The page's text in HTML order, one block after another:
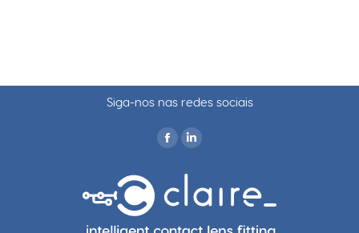
Siga-nos nas redes sociais